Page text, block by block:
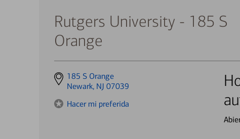
Rutgers University - 185 S
Orange
Get
directions
185 S Orange
Newark, NJ 07039
Hacer mi preferida